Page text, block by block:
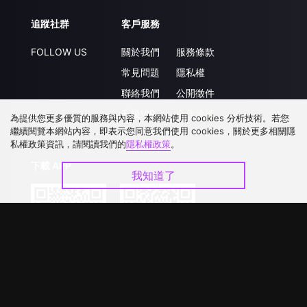
追蹤社群
FOLLOW US
客戶服務
關於我們
常見問題
聯絡我們
升級VIP
服務條款
隱私權
公開徵件
合作洽談
下載 APP
為提供您更多優質的服務與內容，本網站使用 cookies 分析技術。若您
繼續閱覽本網站內容，即表示您同意我們使用 cookies，關於更多相關隱
私權政策資訊，請閱讀我們的隱私權政策。
我知道了